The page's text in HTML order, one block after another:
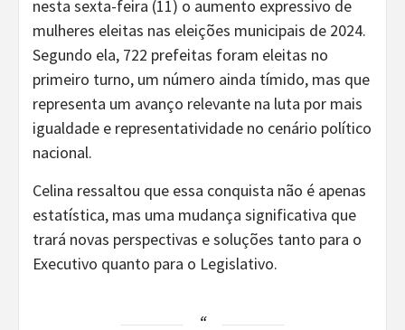
nesta sexta-feira (11) o aumento expressivo de
mulheres eleitas nas eleições municipais de 2024.
Segundo ela, 722 prefeitas foram eleitas no
primeiro turno, um número ainda tímido, mas que
representa um avanço relevante na luta por mais
igualdade e representatividade no cenário político
nacional.
Celina ressaltou que essa conquista não é apenas
estatística, mas uma mudança significativa que
trará novas perspectivas e soluções tanto para o
Executivo quanto para o Legislativo.